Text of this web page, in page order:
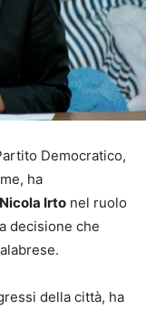
Democratico,
ha
Irto nel ruolo
decisione che
della città, ha